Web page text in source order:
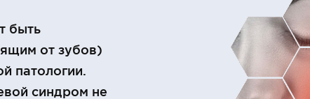
быть
от зубов)
патологии.
синдром не